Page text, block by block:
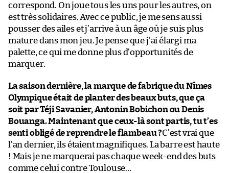
correspond. On joue tous les uns pour les autres, on
est très solidaires. Avec ce public, je me sens aussi
pousser des ailes et j’arrive à un âge où je suis plus
mature dans mon jeu. Je pense que j’ai élargi ma
palette, ce qui me donne plus d’opportunités de
marquer.
La saison dernière, la marque de fabrique du Nîmes
Olympique était de planter des beaux buts, que ça
soit par Téji Savanier, Antonin Bobichon ou Denis
Bouanga. Maintenant que ceux-là sont partis, tu t’es
senti obligé de reprendre le flambeau ?C’est vrai que
l’an dernier, ils étaient magnifiques. La barre est haute
! Mais je ne marquerai pas chaque week-end des buts
comme celui contre Toulouse…